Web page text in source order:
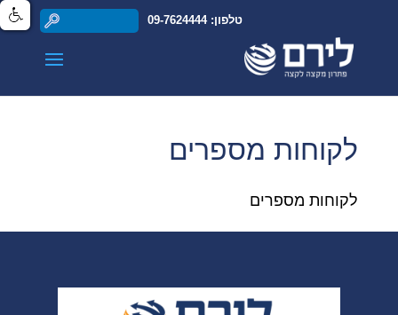
טלפון: 09-7624444
לקוחות מספרים
לקוחות מספרים